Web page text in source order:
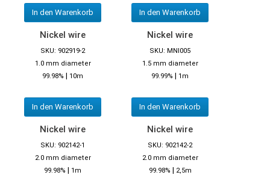
In den Warenkorb In den Warenkorb
Nickel wire
SKU: 902919-2
1.0 mm diameter
99.98% | 10m
In den Warenkorb
Nickel wire
SKU: MNI005
1.5 mm diameter
99.99% | 1m
In den Warenkorb
Nickel wire
SKU: 902142-1
2.0 mm diameter
99.98% | 1m
Nickel wire
SKU: 902142-2
2.0 mm diameter
99.98% | 2,5m